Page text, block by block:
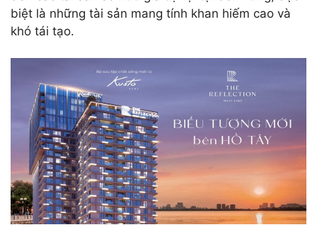
biệt là những tài sản mang tính khan hiếm cao và
khó tái tạo.